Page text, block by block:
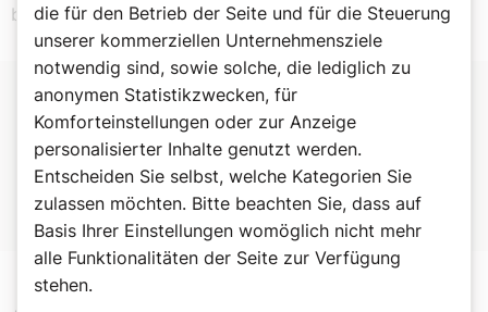
beim Kauf der neuen Winterschuhe aus.
Zur Person:
Peter Mender
(55) ist ist als Coach und Unternehmensberater
tätig und seit 2023 Präsident des Katholischen
Familienverbandes.
die für den Betrieb der Seite und für die Steuerung
unserer kommerziellen Unternehmensziele
notwendig sind, sowie solche, die lediglich zu
anonymen Statistikzwecken, für
Komforteinstellungen oder zur Anzeige
personalisierter Inhalte genutzt werden.
Entscheiden Sie selbst, welche Kategorien Sie
zulassen möchten. Bitte beachten Sie, dass auf
Basis Ihrer Einstellungen womöglich nicht mehr
alle Funktionalitäten der Seite zur Verfügung
stehen.